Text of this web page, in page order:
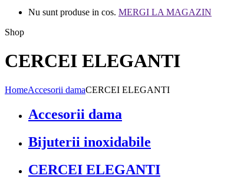
Nu sunt produse in cos. MERGI LA MAGAZIN
Shop
CERCEI ELEGANTI
HomeAccesorii damaCERCEI ELEGANTI
Accesorii dama
Bijuterii inoxidabile
CERCEI ELEGANTI